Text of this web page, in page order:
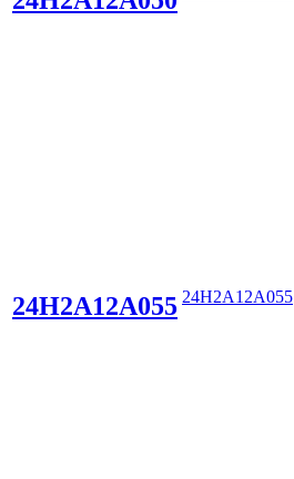
24H2A12A055 24H2A12A055